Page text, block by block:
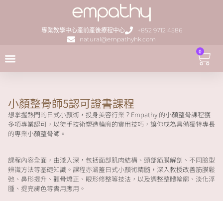
專業教學中心產前產後療程中心
+852 9712 4586
natural@empathyhk.com
0
小顏整骨師5認可證書課程
想掌握熱門的日式小顏術，投身美容行業？Empathy 的小顏整骨課程獲
多項專業認可，以徒手技術塑造輪廓的實用技巧，讓你成為具備獨特專長
的專業小顏整骨師。
課程內容全面，由淺入深，包括面部肌肉結構、頭部筋膜解剖、不同臉型
辨識方法等基礎知識。課程亦涵蓋日式小顏術精髓，深入教授改善筋膜鬆
弛、鼻形提升、顴骨矯正、眼形修整等技法，以及調整整體輪廓、淡化浮
腫、提亮膚色等實用應用。